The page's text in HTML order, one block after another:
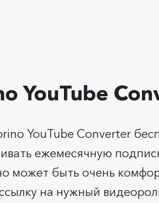
YouTube
YouTube Converter
ежемесячную
может быть очень
на нужный